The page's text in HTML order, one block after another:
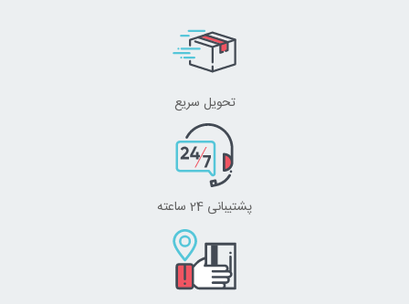
تحویل سریع
پشتیبانی 24 ساعته